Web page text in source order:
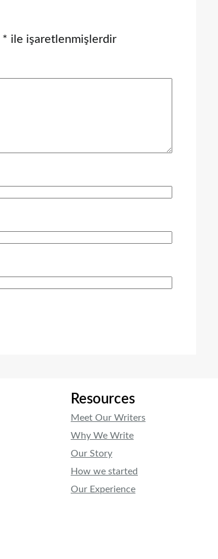
* ile işaretlenmişlerdir
Resources
Meet Our Writers
Why We Write
Our Story
How we started
Our Experience